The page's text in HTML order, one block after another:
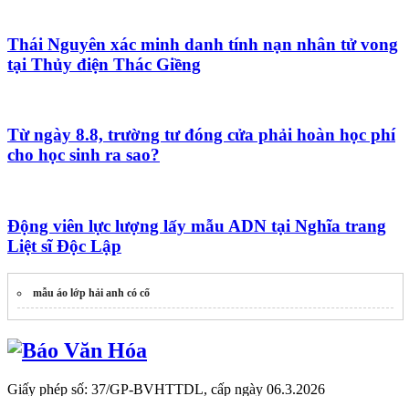
Thái Nguyên xác minh danh tính nạn nhân tử vong
tại Thủy điện Thác Giềng
Từ ngày 8.8, trường tư đóng cửa phải hoàn học phí
cho học sinh ra sao?
Động viên lực lượng lấy mẫu ADN tại Nghĩa trang
Liệt sĩ Độc Lập
mẫu áo lớp hải anh có cổ
Giấy phép số: 37/GP-BVHTTDL, cấp ngày 06.3.2026